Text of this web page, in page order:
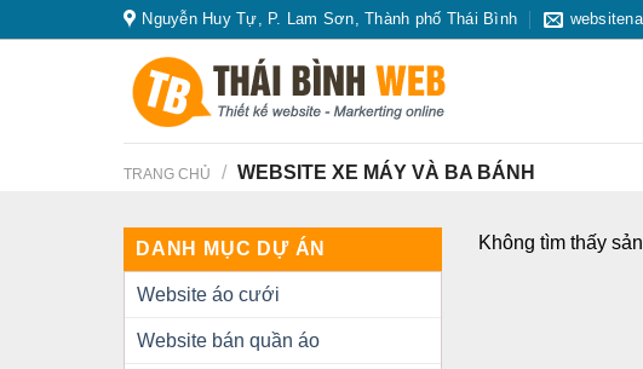
to
Nguyễn Huy Tự, P. Lam Sơn, Thành phố Thái Bình
TRANG CHỦ / WEBSITE XE MÁY VÀ BA BÁNH
DANH MỤC DỰ ÁN
Website áo cưới
Website bán quần áo
Không tìm thấy